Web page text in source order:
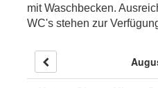
mit Waschbecken.
WC's stehen zur